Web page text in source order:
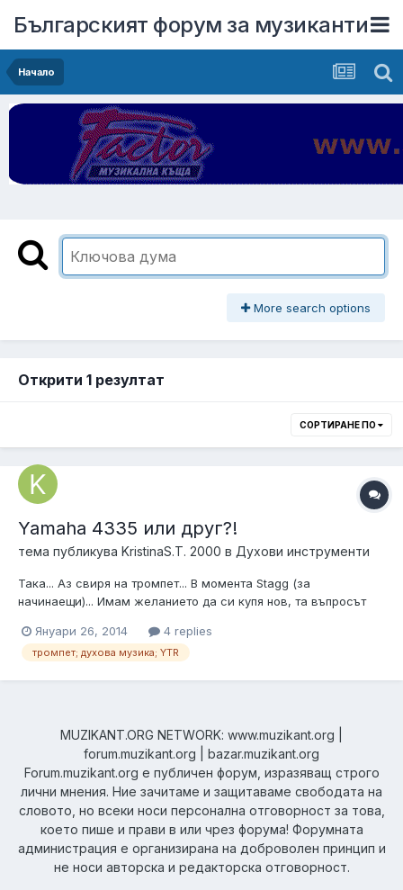
Българският форум за музиканти
Начало
More search options
Открити 1 резултат
СОРТИРАНЕ ПО
Yamaha 4335 или друг?!
тема публикува KristinaS.T. 2000 в Духови инструменти
Така... Аз свиря на тромпет... В момента Stagg (за
начинаещи)... Имам желанието да си купя нов, та въпросът
е /начинаещи ли/?
Януари 26, 2014 4 replies
тромпет; духова музика; YTR
MUZIKANT.ORG NETWORK: www.muzikant.org |
forum.muzikant.org | bazar.muzikant.org
Forum.muzikant.org е публичен форум, изразяващ строго
лични мнения. Ние зачитаме и защитаваме свободата на
словото, но всеки носи персонална отговорност за това,
което пише и прави в или чрез форума! Форумната
администрация е организирана на доброволен принцип и
не носи авторска и редакторска отговорност.